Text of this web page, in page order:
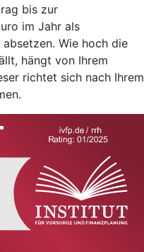
bis zur
im Jahr als
Wie hoch die
hängt von Ihrem
richtet sich nach Ihrem